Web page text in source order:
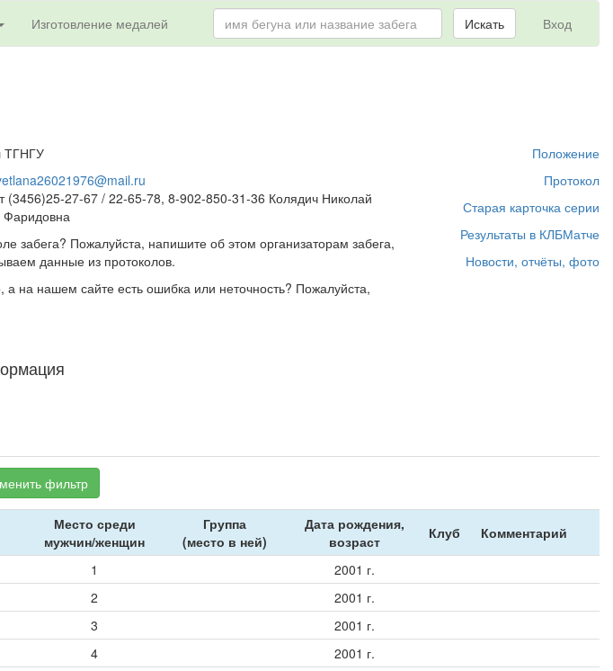
Изготовление медалей Вход
Искать
ТГНГУ
(3456)25-27-67 / 22-65-78, 8-902-850-31-36 Колядич Николай
Фаридовна
забега? Пожалуйста, напишите об этом организаторам забега,
данные из протоколов.
а на нашем сайте есть ошибка или неточность? Пожалуйста,
Положение
Протокол
Старая карточка серии
Результаты в КЛБМатче
Новости, отчёты, фото
фильтр
Место среди
мужчин/женщин
Группа
(место в ней)
Дата рождения,
возраст
Клуб Комментарий
1
2001 г.
2
2001 г.
3
2001 г.
4
2001 г.